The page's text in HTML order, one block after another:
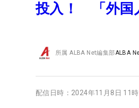
投入！ 「外国
所属ALBA Net編集部ALBA
配信日時： 2024年11月8日 11